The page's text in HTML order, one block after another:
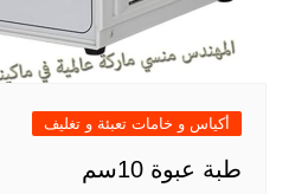
أكياس و خامات تعبئة و تغليف
طبة عبوة 10سم